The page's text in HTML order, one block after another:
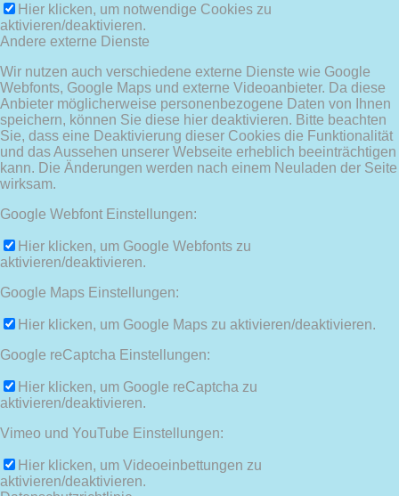
Hier klicken, um notwendige Cookies zu
aktivieren/deaktivieren.
Andere externe Dienste
Wir nutzen auch verschiedene externe Dienste wie Google
Webfonts, Google Maps und externe Videoanbieter. Da diese
Anbieter möglicherweise personenbezogene Daten von Ihnen
speichern, können Sie diese hier deaktivieren. Bitte beachten
Sie, dass eine Deaktivierung dieser Cookies die Funktionalität
und das Aussehen unserer Webseite erheblich beeinträchtigen
kann. Die Änderungen werden nach einem Neuladen der Seite
wirksam.
Google Webfont Einstellungen:
Hier klicken, um Google Webfonts zu
aktivieren/deaktivieren.
Google Maps Einstellungen:
Hier klicken, um Google Maps zu aktivieren/deaktivieren.
Google reCaptcha Einstellungen:
Hier klicken, um Google reCaptcha zu
aktivieren/deaktivieren.
Vimeo und YouTube Einstellungen:
Hier klicken, um Videoeinbettungen zu
aktivieren/deaktivieren.